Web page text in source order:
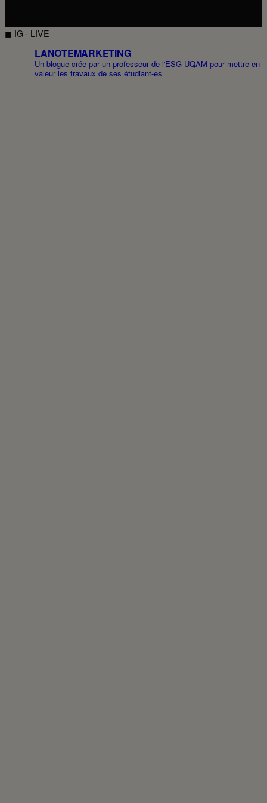
◼ IG · LIVE
LANOTEMARKETING
Un blogue crée par un professeur de l'ESG UQAM pour mettre en
valeur les travaux de ses étudiant-es